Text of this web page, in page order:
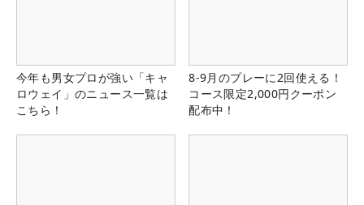
今年も男女プロが強い「キャ
ロウェイ」のニュース一覧は
こちら！
8-9月のプレーに2回使える！
コース限定2,000円クーポン
配布中！